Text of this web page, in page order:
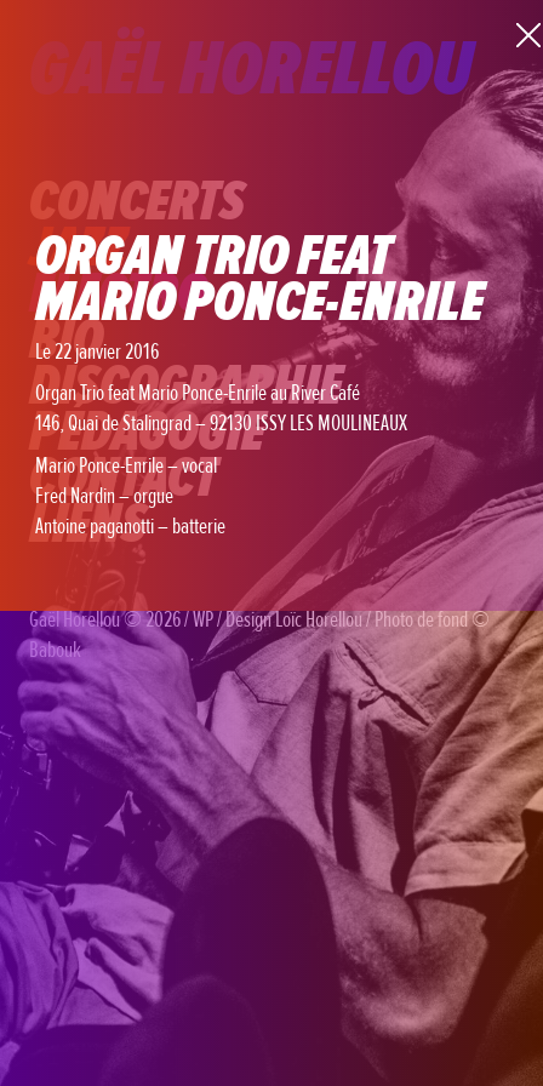
GAËL HORELLOU
ORGAN TRIO FEAT
MARIO PONCE-ENRILE
Le 22 janvier 2016
Organ Trio feat Mario Ponce-Enrile au River Café
146, Quai de Stalingrad – 92130 ISSY LES MOULINEAUX
Mario Ponce-Enrile – vocal
Fred Nardin – orgue
Antoine paganotti – batterie
CONCERTS
JAZZ
ELECTRO
BIO
DISCOGRAPHIE
PÉDAGOGIE
CONTACT
LIENS
Gaël Horellou© 2026 /WP/ DesignLoïc Horellou/ Photo de fond ©
Babouk